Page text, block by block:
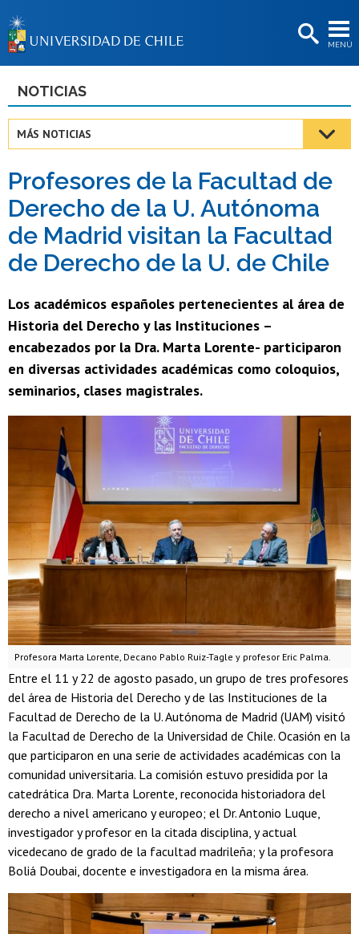
MENÚ
BIBLIOTECAS
Estudiantes
Académicas/os
Funcionarias/os
Egresadas/os
NOTICIAS
MÁS NOTICIAS
Profesores de la Facultad de
Derecho de la U. Autónoma
de Madrid visitan la Facultad
de Derecho de la U. de Chile
Los académicos españoles pertenecientes al área de
Historia del Derecho y las Instituciones –
encabezados por la Dra. Marta Lorente- participaron
en diversas actividades académicas como coloquios,
seminarios, clases magistrales.
Profesora Marta Lorente, Decano Pablo Ruiz-Tagle y profesor Eric Palma.
Entre el 11 y 22 de agosto pasado, un grupo de tres profesores
del área de Historia del Derecho y de las Instituciones de la
Facultad de Derecho de la U. Autónoma de Madrid (UAM) visitó
la Facultad de Derecho de la Universidad de Chile. Ocasión en la
que participaron en una serie de actividades académicas con la
comunidad universitaria. La comisión estuvo presidida por la
catedrática Dra. Marta Lorente, reconocida historiadora del
derecho a nivel americano y europeo; el Dr. Antonio Luque,
investigador y profesor en la citada disciplina, y actual
vicedecano de grado de la facultad madrileña; y la profesora
Boliá Doubai, docente e investigadora en la misma área.